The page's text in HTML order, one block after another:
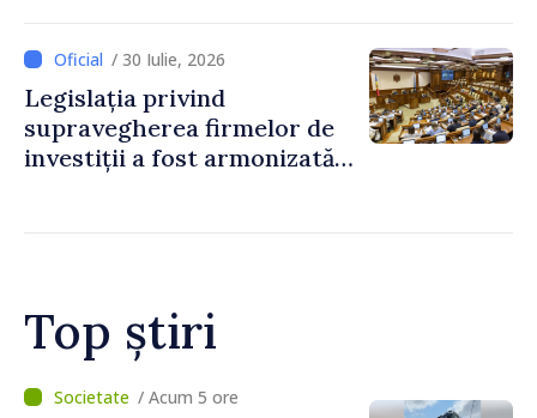
/ 30 Iulie, 2026
Legislația privind
supravegherea firmelor de
investiții a fost armonizată
Top știri
/ Acum 2 ore